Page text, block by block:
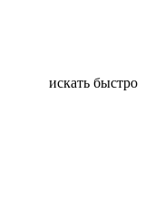
искать быстро